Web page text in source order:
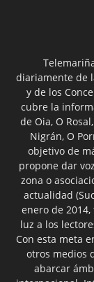
diariamente de
y de los
cubre la
de Oia, O
Nigrán, O
objetivo de
propone dar
zona o
actualidad
enero de
luz a los
Con esta meta
otros medios
abarcar